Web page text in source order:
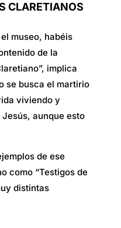
CLARETIANOS
museo, habéis
de la
implica
se busca el martirio
viviendo y
aunque esto
de ese
como “Testigos de
distintas